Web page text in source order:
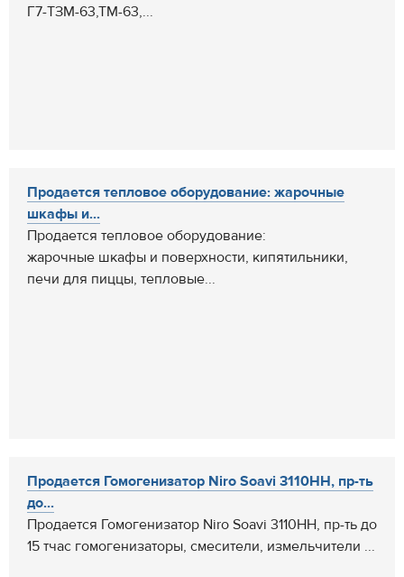
Г7-ТЗМ-63,ТМ-63,...
Продается тепловое оборудование: жарочные
шкафы и...
Продается тепловое оборудование:
жарочные шкафы и поверхности, кипятильники,
печи для пиццы, тепловые...
Продается Гомогенизатор Niro Soavi 3110HH, пр-ть
до...
Продается Гомогенизатор Niro Soavi 3110HH, пр-ть до
15 тчас гомогенизаторы, смесители, измельчители ...